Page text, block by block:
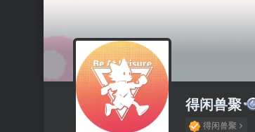
得闲兽聚
得闲兽聚